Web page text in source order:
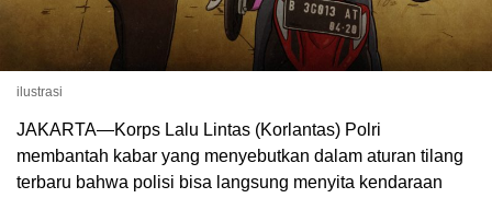
ilustrasi
JAKARTA—Korps Lalu Lintas (Korlantas) Polri
membantah kabar yang menyebutkan dalam aturan tilang
terbaru bahwa polisi bisa langsung menyita kendaraan